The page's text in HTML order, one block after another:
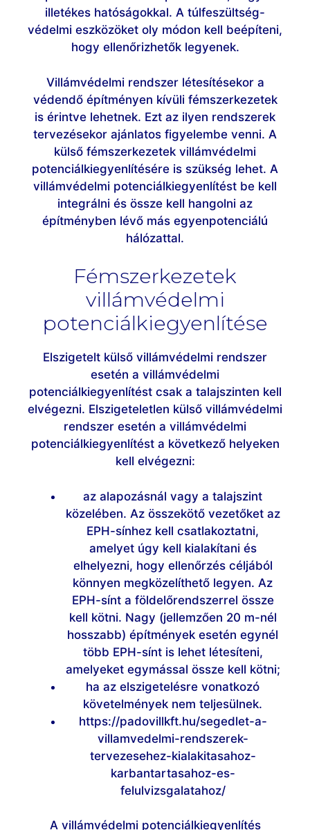
illetékes hatóságokkal. A túlfeszültség-
védelmi eszközöket oly módon kell beépíteni,
hogy ellenőrizhetők legyenek.
Villámvédelmi rendszer létesítésekor a
védendő építményen kívüli fémszerkezetek
is érintve lehetnek. Ezt az ilyen rendszerek
tervezésekor ajánlatos figyelembe venni. A
külső fémszerkezetek villámvédelmi
potenciálkiegyenlítésére is szükség lehet. A
villámvédelmi potenciálkiegyenlítést be kell
integrálni és össze kell hangolni az
építményben lévő más egyenpotenciálú
hálózattal.
Fémszerkezetek
villámvédelmi
potenciálkiegyenlítése
Elszigetelt külső villámvédelmi rendszer
esetén a villámvédelmi
potenciálkiegyenlítést csak a talajszinten kell
elvégezni. Elszigeteletlen külső villámvédelmi
rendszer esetén a villámvédelmi
potenciálkiegyenlítést a következő helyeken
kell elvégezni:
az alapozásnál vagy a talajszint
közelében. Az összekötő vezetőket az
EPH-sínhez kell csatlakoztatni,
amelyet úgy kell kialakítani és
elhelyezni, hogy ellenőrzés céljából
könnyen megközelíthető legyen. Az
EPH-sínt a földelőrendszerrel össze
kell kötni. Nagy (jellemzően 20 m-nél
hosszabb) építmények esetén egynél
több EPH-sínt is lehet létesíteni,
amelyeket egymással össze kell kötni;
ha az elszigetelésre vonatkozó
követelmények nem teljesülnek.
https://padovillkft.hu/segedlet-a-
villamvedelmi-rendszerek-
tervezesehez-kialakitasahoz-
karbantartasahoz-es-
felulvizsgalatahoz/
A villámvédelmi potenciálkiegyenlítés